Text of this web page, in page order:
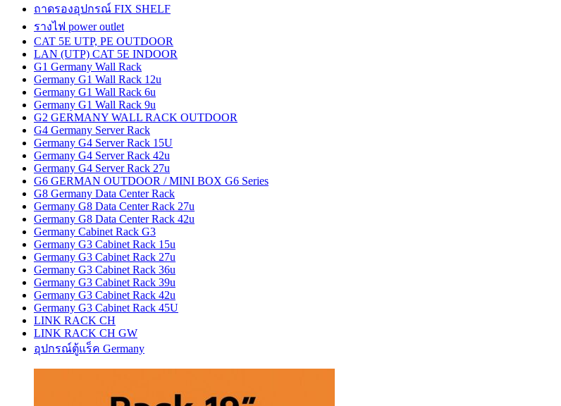
ถาดรองอุปกรณ์ FIX SHELF
รางไฟ power outlet
CAT 5E UTP, PE OUTDOOR
LAN (UTP) CAT 5E INDOOR
G1 Germany Wall Rack
Germany G1 Wall Rack 12u
Germany G1 Wall Rack 6u
Germany G1 Wall Rack 9u
G2 GERMANY WALL RACK OUTDOOR
G4 Germany Server Rack
Germany G4 Server Rack 15U
Germany G4 Server Rack 42u
Germany G4 Server Rack 27u
G6 GERMAN OUTDOOR / MINI BOX G6 Series
G8 Germany Data Center Rack
Germany G8 Data Center Rack 27u
Germany G8 Data Center Rack 42u
Germany Cabinet Rack G3
Germany G3 Cabinet Rack 15u
Germany G3 Cabinet Rack 27u
Germany G3 Cabinet Rack 36u
Germany G3 Cabinet Rack 39u
Germany G3 Cabinet Rack 42u
Germany G3 Cabinet Rack 45U
LINK RACK CH
LINK RACK CH GW
อุปกรณ์ตู้แร็ค Germany